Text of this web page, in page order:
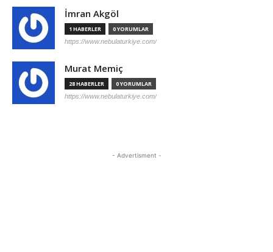
İmran Akgöl
1 HABERLER 0 YORUMLAR
https://www.nebulaturkiye.com/
Murat Memiç
28 HABERLER 0 YORUMLAR
https://www.nebulaturkiye.com/
- Advertisment -